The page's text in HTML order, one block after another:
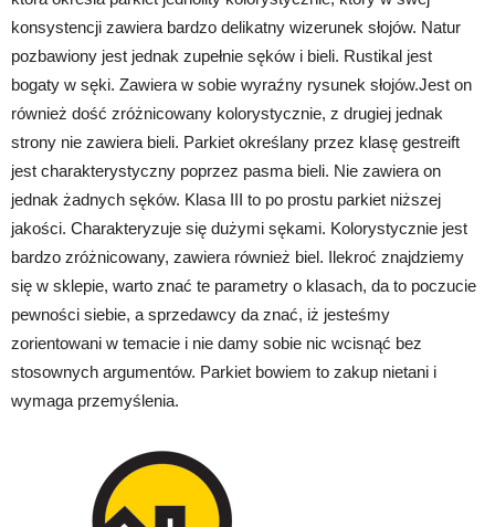
konsystencji zawiera bardzo delikatny wizerunek słojów. Natur
pozbawiony jest jednak zupełnie sęków i bieli. Rustikal jest
bogaty w sęki. Zawiera w sobie wyraźny rysunek słojów.Jest on
również dość zróżnicowany kolorystycznie, z drugiej jednak
strony nie zawiera bieli. Parkiet określany przez klasę gestreift
jest charakterystyczny poprzez pasma bieli. Nie zawiera on
jednak żadnych sęków. Klasa III to po prostu parkiet niższej
jakości. Charakteryzuje się dużymi sękami. Kolorystycznie jest
bardzo zróżnicowany, zawiera również biel. Ilekroć znajdziemy
się w sklepie, warto znać te parametry o klasach, da to poczucie
pewności siebie, a sprzedawcy da znać, iż jesteśmy
zorientowani w temacie i nie damy sobie nic wcisnąć bez
stosownych argumentów. Parkiet bowiem to zakup nietani i
wymaga przemyślenia.